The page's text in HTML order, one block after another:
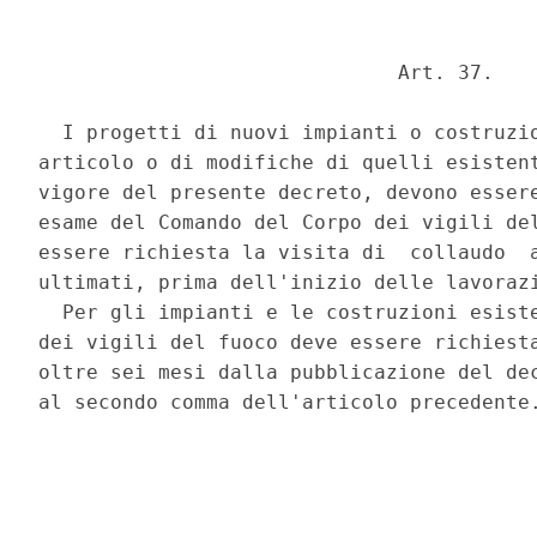
                              Art. 37.
I progetti di nuovi impianti o
articolo o di modifiche di quelli
vigore del presente decreto, devono
esame del Comando del Corpo dei vigili
essere richiesta la visita di  collaudo
ultimati, prima dell'inizio delle
Per gli impianti e le costruzioni
dei vigili del fuoco deve essere
oltre sei mesi dalla pubblicazione del